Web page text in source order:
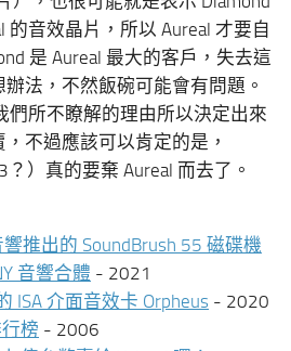
的音效晶片，所以 Aureal 才要自
是 Aureal 最大的客戶，失去這
法，不然飯碗可能會有問題。
們所不瞭解的理由所以決定出來
不過應該可以肯定的是，
？）真的要棄 Aureal 而去了。
推出的 SoundBrush 55 磁碟機
音響合體 - 2021
ISA 介面音效卡 Orpheus - 2020
榜 - 2006